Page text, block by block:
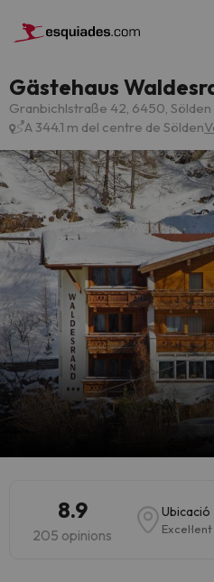
Gästehaus
Granbichlstraße 42, 6450, Sölden
A 344.1 m del centre de Sölden
8.9
205 opinions
Ubicació
Excel·lent